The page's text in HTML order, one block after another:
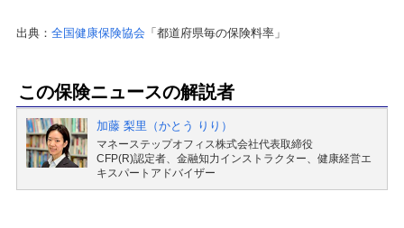
出典： 全国健康保険協会 「都道府県毎の保険料率」
この保険ニュースの解説者
加藤 梨里（かとう りり）
マネーステップオフィス株式会社代表取締役
CFP(R)認定者、金融知力インストラクター、健康経営エ
キスパートアドバイザー